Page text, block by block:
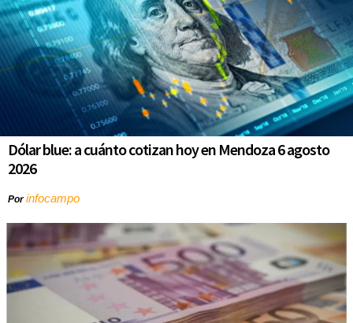
Dólar blue: a cuánto cotizan hoy en Mendoza 6 agosto
2026
Porinfocampo